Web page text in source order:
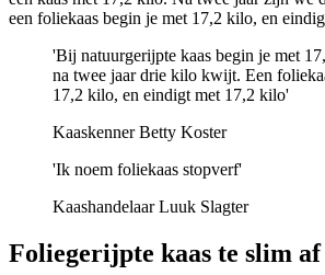
een foliekaas begin je met 17,2 kilo, en
'Bij natuurgerijpte kaas begin je met
na twee jaar drie kilo kwijt. Een
17,2 kilo, en eindigt met 17,2 kilo'
Kaaskenner Betty Koster
'Ik noem foliekaas stopverf'
Kaashandelaar Luuk Slagter
Foliegerijpte kaas te slim